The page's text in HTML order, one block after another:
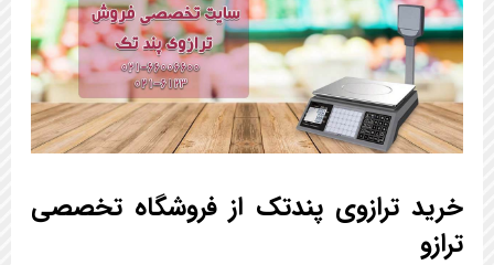
خرید ترازوی پندتک از فروشگاه تخصصی
ترازو